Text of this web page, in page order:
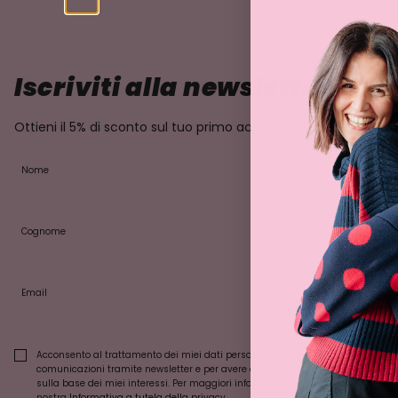
Iscriviti alla newsletter
Ottieni il 5% di sconto sul tuo primo acquisto!
Nome
Cognome
Email
Acconsento al trattamento dei miei dati personali per ricevere
comunicazioni tramite newsletter e per avere esperienze personalizzate
sulla base dei miei interessi. Per maggiori informazioni consulta la